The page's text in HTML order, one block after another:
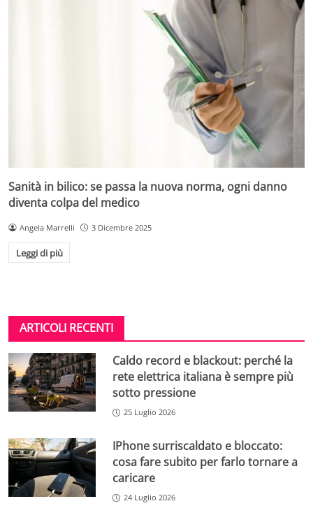
Sanità in bilico: se passa la nuova norma, ogni danno
diventa colpa del medico
Angela Marrelli 3 Dicembre 2025
Leggi di più
ARTICOLI RECENTI
Caldo record e blackout: perché la
rete elettrica italiana è sempre più
sotto pressione
25 Luglio 2026
IPhone surriscaldato e bloccato:
cosa fare subito per farlo tornare a
caricare
24 Luglio 2026